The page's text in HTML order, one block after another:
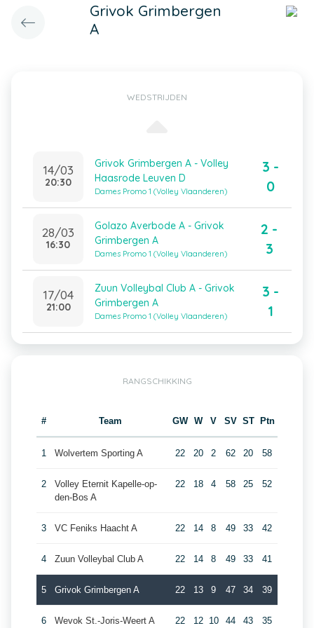
Grivok Grimbergen
A
WEDSTRIJDEN
14/03
20:30
Grivok Grimbergen A - Volley
Haasrode Leuven D
Dames Promo 1 (Volley Vlaanderen)
3 -
0
28/03
16:30
Golazo Averbode A - Grivok
Grimbergen A
Dames Promo 1 (Volley Vlaanderen)
2 -
3
17/04
21:00
Zuun Volleybal Club A - Grivok
Grimbergen A
Dames Promo 1 (Volley Vlaanderen)
3 -
1
RANGSCHIKKING
# Team GW W V SV ST Ptn
1 Wolvertem Sporting A 22 20 2 62 20 58
2
Volley Eternit Kapelle-op-
den-Bos A
22 18 4 58 25 52
3 VC Feniks Haacht A 22 14 8 49 33 42
4 Zuun Volleybal Club A 22 14 8 49 33 41
5 Grivok Grimbergen A 22 13 9 47 34 39
6 Wevok St.-Joris-Weert A 22 12 10 44 43 35